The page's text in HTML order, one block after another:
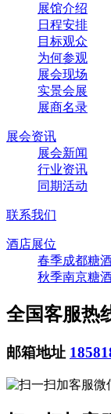
展馆介绍
日程安排
目标观众
为何参观
展会现场
实景会展
展商名录
展会资讯
展会新闻
行业资讯
同期活动
联系我们
酒店展位
春季成都糖
秋季南京糖
全国客服热
邮箱地址